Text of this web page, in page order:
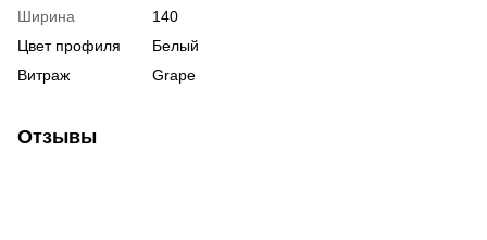
Ширина
140
Цвет профиля
Белый
Витраж
Grape
Отзывы